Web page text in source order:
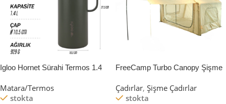
Igloo Hornet Sürahi Termos 1.4
Matara/Termos
stokta
FreeCamp Turbo Canopy Şişme
Çadırlar, Şişme Çadırlar
stokta